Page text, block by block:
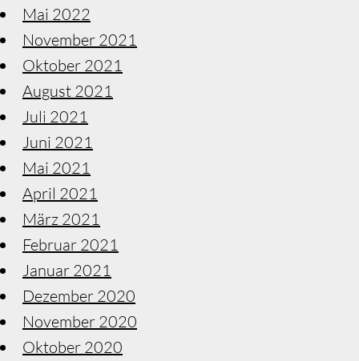
Mai 2022
November 2021
Oktober 2021
August 2021
Juli 2021
Juni 2021
Mai 2021
April 2021
März 2021
Februar 2021
Januar 2021
Dezember 2020
November 2020
Oktober 2020